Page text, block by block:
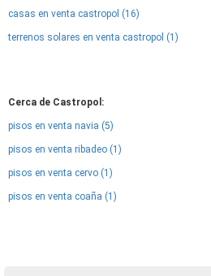
casas en venta castropol (16)
terrenos solares en venta castropol (1)
Cerca de Castropol:
pisos en venta navia (5)
pisos en venta ribadeo (1)
pisos en venta cervo (1)
pisos en venta coaña (1)